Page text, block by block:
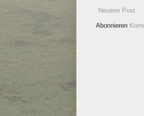
Neuerer Post
Abonnieren